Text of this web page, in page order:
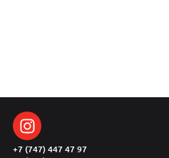
+7 (747) 447 47 97